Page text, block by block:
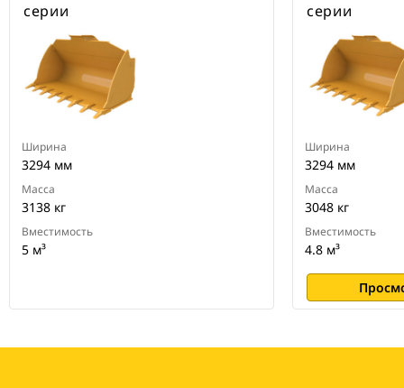
серии
Ширина
3294 мм
Масса
3138 кг
Вместимость
5 м³
серии
Ширина
3294 мм
Масса
3048 кг
Вместимость
4.8 м³